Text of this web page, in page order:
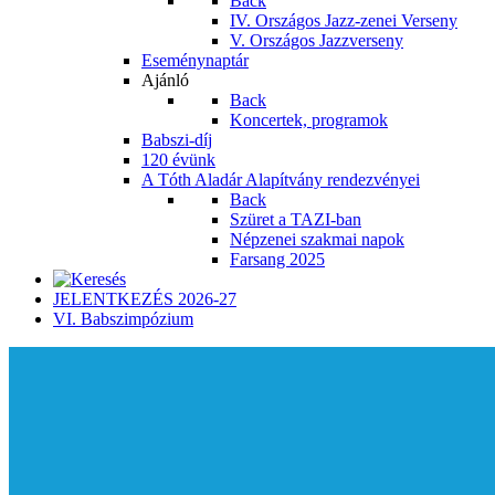
IV. Országos Jazz-zenei Verseny
V. Országos Jazzverseny
Eseménynaptár
Ajánló
Back
Koncertek, programok
Babszi-díj
120 évünk
A Tóth Aladár Alapítvány rendezvényei
Back
Szüret a TAZI-ban
Népzenei szakmai napok
Farsang 2025
JELENTKEZÉS 2026-27
VI. Babszimpózium